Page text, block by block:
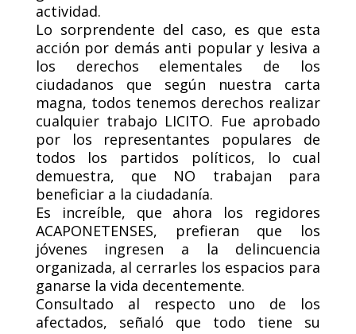
actividad.
Lo sorprendente del caso, es que esta
acción por demás anti popular y lesiva a
los derechos elementales de los
ciudadanos que según nuestra carta
magna, todos tenemos derechos realizar
cualquier trabajo LICITO. Fue aprobado
por los representantes populares de
todos los partidos políticos, lo cual
demuestra, que NO trabajan para
beneficiar a la ciudadanía.
Es increíble, que ahora los regidores
ACAPONETENSES, prefieran que los
jóvenes ingresen a la delincuencia
organizada, al cerrarles los espacios para
ganarse la vida decentemente.
Consultado al respecto uno de los
afectados, señaló que todo tiene su